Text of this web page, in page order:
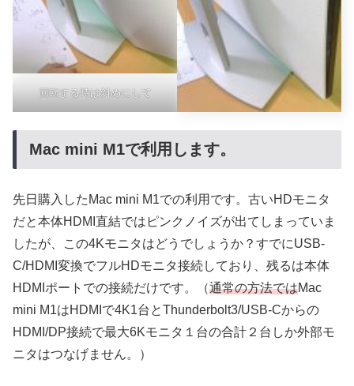
回転する時は斜めにして
Mac mini M1で利用します。
先日購入したMac mini M1での利用です。古いHDモニタ
だと本体HDMI直結ではピンクノイズが出てしまっていま
したが、この4Kモニタはどうでしょうか？すでにUSB-
C/HDMI変換でフルHDモニタ接続しており、残るは本体
HDMIポートでの接続だけです。（通常の方法ではMac
mini M1はHDMIで4K1台とThunderbolt3/USB-Cからの
HDMI/DP接続で最大6Kモニタ１台の合計２台しか外部モ
ニタはつなげません。）